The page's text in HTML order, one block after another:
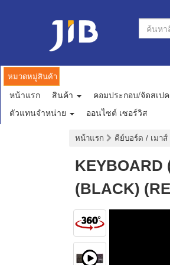
หมวดหมู่สินค้า
หน้าแรก สินค้า คอมประกอบ/จัดสเปค
ตัวแทนจำหน่าย
ออนไซต์ เซอร์วิส
หน้าแรก คีย์บอร์ด / เมาส์
KEYBOARD
(BLACK)